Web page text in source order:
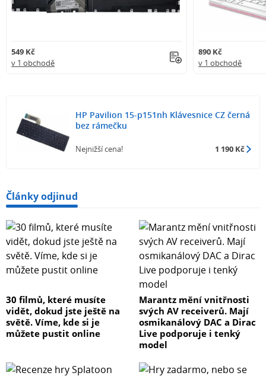
549 Kč
v 1 obchodě
890 Kč
v 1 obchodě
HP Pavilion 15-p151nh Klávesnice CZ černá
bez rámečku
Nejnižší cena! 1 190 Kč
Články odjinud
30 filmů, které musíte
vidět, dokud jste ještě na
světě. Víme, kde si je
můžete pustit online
Marantz mění vnitřnosti
svých AV receiverů. Mají
osmikanálový DAC a Dirac
Live podporuje i tenký
model